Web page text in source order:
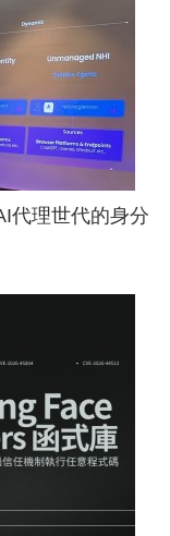
代理世代的身分